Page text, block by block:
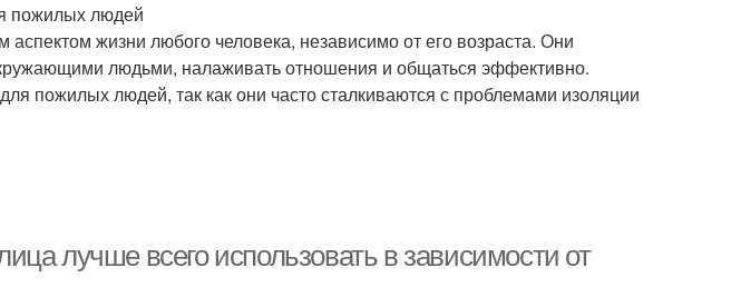
пожилых людей
жизни любого человека, независимо от его возраста. Они
людьми, налаживать отношения и общаться эффективно.
пожилых людей, так как они часто сталкиваются с проблемами изоляции
лучше всего использовать в зависимости от